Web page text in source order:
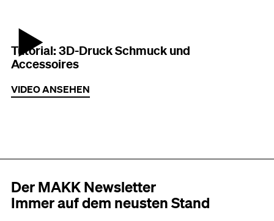
Vorschaubild des Videos
Tutorial: 3D-Druck Schmuck und
Accessoires
VIDEO ANSEHEN
Der MAKK Newsletter
Immer auf dem neusten Stand